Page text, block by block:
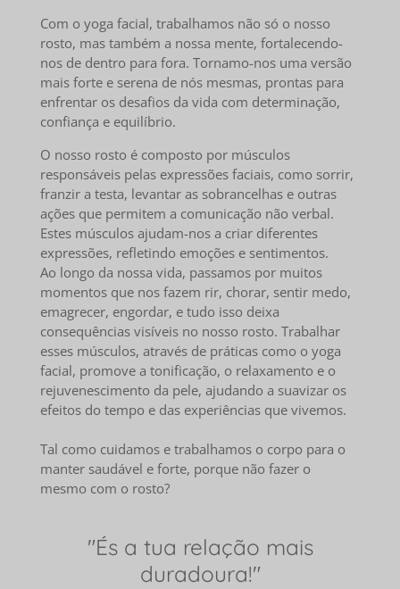
Com o yoga facial, trabalhamos não só o nosso
rosto, mas também a nossa mente, fortalecendo-
nos de dentro para fora. Tornamo-nos uma versão
mais forte e serena de nós mesmas, prontas para
enfrentar os desafios da vida com determinação,
confiança e equilíbrio.
O nosso rosto é composto por músculos
responsáveis pelas expressões faciais, como sorrir,
franzir a testa, levantar as sobrancelhas e outras
ações que permitem a comunicação não verbal.
Estes músculos ajudam-nos a criar diferentes
expressões, refletindo emoções e sentimentos.
Ao longo da nossa vida, passamos por muitos
momentos que nos fazem rir, chorar, sentir medo,
emagrecer, engordar, e tudo isso deixa
consequências visíveis no nosso rosto. Trabalhar
esses músculos, através de práticas como o yoga
facial, promove a tonificação, o relaxamento e o
rejuvenescimento da pele, ajudando a suavizar os
efeitos do tempo e das experiências que vivemos.
Tal como cuidamos e trabalhamos o corpo para o
manter saudável e forte, porque não fazer o
mesmo com o rosto?
"És a tua relação mais
duradoura!"